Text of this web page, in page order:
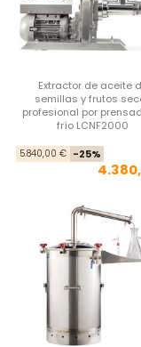
Extractor de aceite
semillas y frutos
profesional por
frío LCNF2000
5.840,00 € -25%